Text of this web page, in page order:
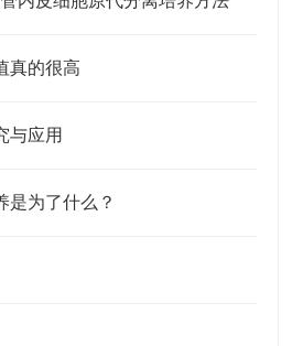
真的很高
与应用
是为了什么？